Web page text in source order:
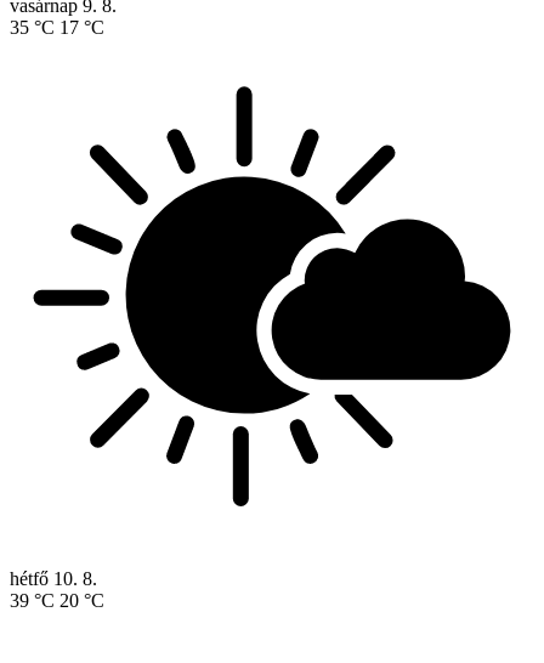
vasárnap 9. 8.
35 °C 17 °C
hétfő 10. 8.
39 °C 20 °C